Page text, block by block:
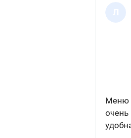
Л
Меню
очень